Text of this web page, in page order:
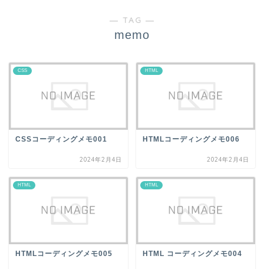
― TAG ―
memo
CSS
CSSコーディングメモ001
2024年2月4日
HTML
HTMLコーディングメモ006
2024年2月4日
HTML
HTMLコーディングメモ005
HTML
HTML コーディングメモ004